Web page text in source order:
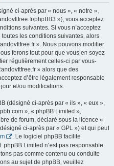
ci-après par « nous », « notre »,
phpBB3 »), vous acceptez
suivantes. Si vous n’acceptez
les conditions suivantes, alors
». Nous pouvons modifier
ferons tout pour que vous en soyez
régulièrement celles-ci par vous-
» alors que des
d’être légalement responsable
et/ou modifications.
(désigné ci-après par « ils », « eux »,
», « phpBB Limited »,
de forum, déclaré sous la licence «
ci-après par « GPL ») et qui peut
. Le logiciel phpBB facilite
Limited n’est pas responsable
pas comme contenu ou conduite
au sujet de phpBB, veuillez